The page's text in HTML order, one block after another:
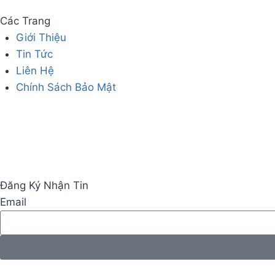
Các Trang
Giới Thiệu
Tin Tức
Liên Hệ
Chính Sách Bảo Mật
Đăng Ký Nhận Tin
Email